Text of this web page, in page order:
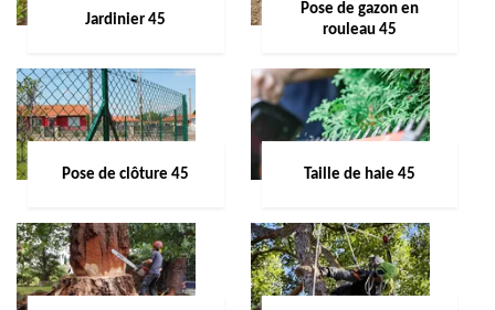
Jardinier 45
Pose de gazon en
rouleau 45
Pose de clôture 45 Taille de haie 45